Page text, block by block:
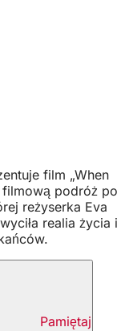
film „When
filmową podróż po
reżyserka Eva
realia życia i
Pamiętaj